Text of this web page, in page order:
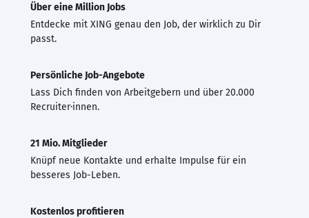
Über eine Million Jobs
Entdecke mit XING genau den Job, der wirklich zu Dir
passt.
Persönliche Job-Angebote
Lass Dich finden von Arbeitgebern und über 20.000
Recruiter·innen.
21 Mio. Mitglieder
Knüpf neue Kontakte und erhalte Impulse für ein
besseres Job-Leben.
Kostenlos profitieren